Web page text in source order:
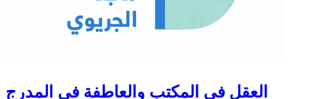
العقل في المكتب والعاطفة في المدرج